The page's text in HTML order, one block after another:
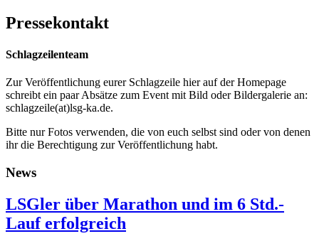
Pressekontakt
Schlagzeilenteam
Zur Veröffentlichung eurer Schlagzeile hier auf der Homepage
schreibt ein paar Absätze zum Event mit Bild oder Bildergalerie an:
schlagzeile(at)lsg-ka.de.
Bitte nur Fotos verwenden, die von euch selbst sind oder von denen
ihr die Berechtigung zur Veröffentlichung habt.
News
LSGler über Marathon und im 6 Std.-
Lauf erfolgreich